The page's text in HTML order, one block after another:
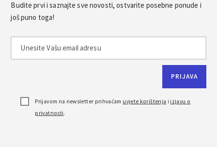
Budite prvi i saznajte sve novosti, ostvarite posebne ponude i
još puno toga!
Prijavom na newsletter prihvaćam uvjete korištenja i izjavu o
privatnosti.